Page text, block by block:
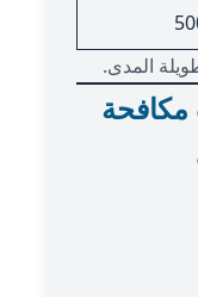
المدى.